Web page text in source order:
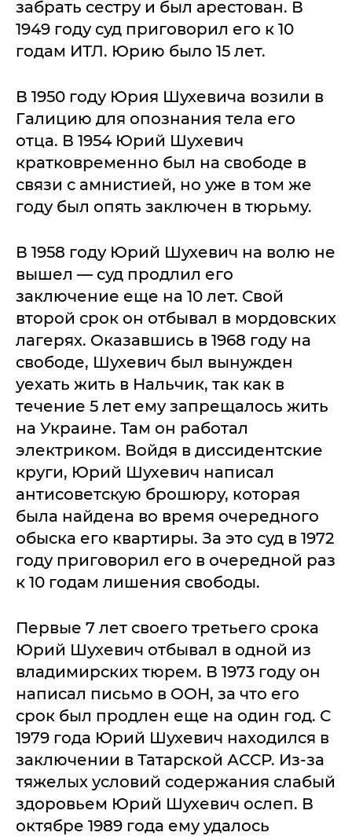
забрать сестру и был арестован. В
1949 году суд приговорил его к 10
годам ИТЛ. Юрию было 15 лет.
В 1950 году Юрия Шухевича возили в
Галицию для опознания тела его
отца. В 1954 Юрий Шухевич
кратковременно был на свободе в
связи с амнистией, но уже в том же
году был опять заключен в тюрьму.
В 1958 году Юрий Шухевич на волю не
вышел — суд продлил его
заключение еще на 10 лет. Свой
второй срок он отбывал в мордовских
лагерях. Оказавшись в 1968 году на
свободе, Шухевич был вынужден
уехать жить в Нальчик, так как в
течение 5 лет ему запрещалось жить
на Украине. Там он работал
электриком. Войдя в диссидентские
круги, Юрий Шухевич написал
антисоветскую брошюру, которая
была найдена во время очередного
обыска его квартиры. За это суд в 1972
году приговорил его в очередной раз
к 10 годам лишения свободы.
Первые 7 лет своего третьего срока
Юрий Шухевич отбывал в одной из
владимирских тюрем. В 1973 году он
написал письмо в ООН, за что его
срок был продлен еще на один год. С
1979 года Юрий Шухевич находился в
заключении в Татарской АССР. Из-за
тяжелых условий содержания слабый
здоровьем Юрий Шухевич ослеп. В
октябре 1989 года ему удалось